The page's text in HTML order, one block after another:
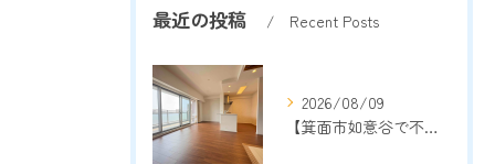
最近の投稿 Recent Posts
2026/08/09
【箕面市如意谷で不動産売却をご検討中の方へ】地域密着13年以上の売却専門店が成功のポイントを解説